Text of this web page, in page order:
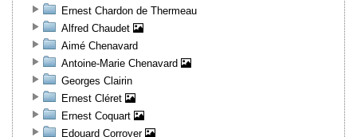
Ernest Chardon de Thermeau
Alfred Chaudet
Aimé Chenavard
Antoine-Marie Chenavard
Georges Clairin
Ernest Cléret
Ernest Coquart
Edouard Corroyer